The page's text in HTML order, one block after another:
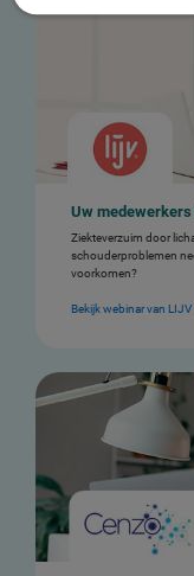
Uw
Ziekteverzuim door
schouderproblemen
voorkomen?
Bekijk webinar van LIJV